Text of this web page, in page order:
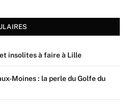
insolites à faire à Lille
Moines : la perle du Golfe du